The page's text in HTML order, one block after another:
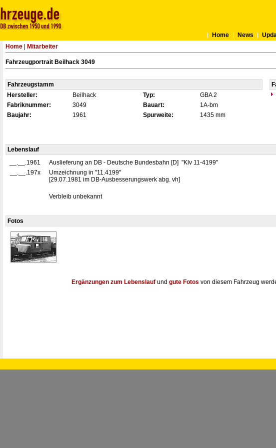
Home News
Home| Mitarbeiter
Fahrzeugportrait Beilhack 3049
Fahrzeugstamm
Hersteller:
Beilhack Typ: GBA 2
Fabriknummer:
3049 Bauart:
1A-bm
Baujahr:
1961 Spurweite: 1435 mm
Lebenslauf
__.__.1961
Auslieferung an DB - Deutsche Bundesbahn [D] "Klv 11-4199"
__.__.197x
Umzeichnung in "11.4199"
[29.07.1981 im DB-Ausbesserungswerk abg. vh]
Verbleib unbekannt
Fotos
Ergänzungen zum Lebenslaufund gute Fotos von diesem Fahrzeug